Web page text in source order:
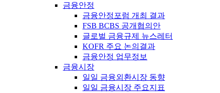
금융안정
금융안정포럼 개최 결과
FSB BCBS 공개협의안
글로벌 금융규제 뉴스레터
KOFR 주요 논의결과
금융안정 업무정보
금융시장
일일 금융외환시장 동향
일일 금융시장 주요지표